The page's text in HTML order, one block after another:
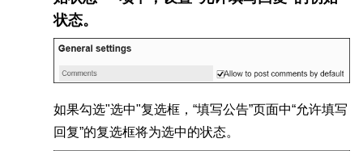
状态。
如果勾选"选中"复选框，“填写公告”页面中“允许填写
回复”的复选框将为选中的状态。